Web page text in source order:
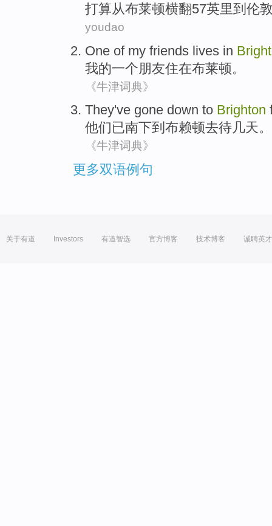
打算从布莱顿横翻57英里到 伦
youdao
One of my friends lives in
我的一个朋友住在布莱顿。
《牛津词典》
They've gone down to Brighton
他们已南下到 布赖顿去待几天。
《牛津词典》
更多双语例句
关于有道 Investors 有道智选 官方博客 技术博客 诚聘英才